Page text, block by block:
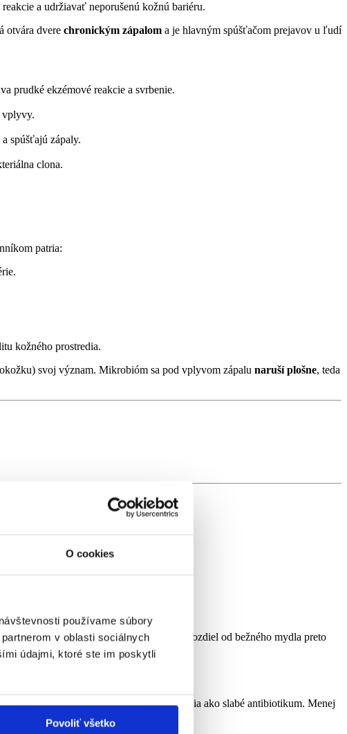
O cookies
používame súbory
v oblasti sociálnych
údajmi, ktoré ste im poskytli
Povoliť všetko
a udržiavať neporušenú kožnú bariéru.
otvára dvere chronickým zápalom a je hlavným spúšťačom prejavov u ľudí
prudké ekzémové reakcie a svrbenie.
vplyvy.
spúšťajú zápaly.
clona.
patria:
kožného prostredia.
svoj význam. Mikrobióm sa pod vplyvom zápalu naruší plošne, teda
zamerať sa na tieto tri kľúčové oblasti:
Majú ideálne pH okolo 4,5 až 5,5 – na rozdiel od bežného mydla preto
obsahujekonzervanty, ktoré na koži pôsobia ako slabé antibiotikum. Menej